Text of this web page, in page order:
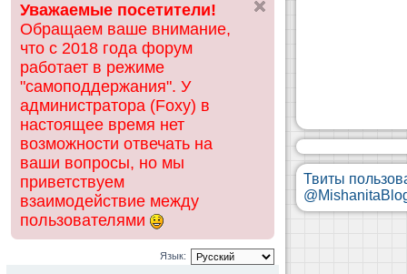
ск
Уважаемые посетители!
Обращаем ваше внимание,
что с 2018 года форум
работает в режиме
"самоподдержания". У
администратора (Foxy) в
настоящее время нет
возможности отвечать на
ваши вопросы, но мы
приветствуем
взаимодействие между
пользователями
Язык:
Твиты